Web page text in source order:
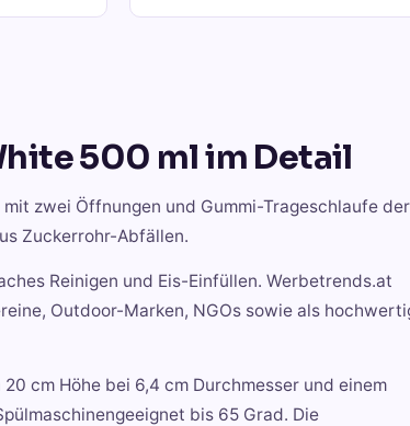
500 mlim Detail
zwei Öffnungen und Gummi-Trageschlaufe der
Zuckerrohr-Abfällen.
Reinigen und Eis-Einfüllen. Werbetrends.at
Outdoor-Marken, NGOs sowie als
cm Höhe bei 6,4 cm Durchmesser und einem
bis 65 Grad. Die